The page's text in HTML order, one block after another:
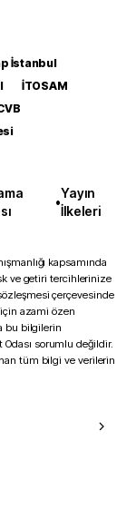
İstanbul
İTOSAM
•
Yayın
İlkeleri
kapsamında
ve getiri tercihlerinize
çerçevesinde
azami özen
bu bilgilerin
sorumlu değildir.
tüm bilgi ve verilerin